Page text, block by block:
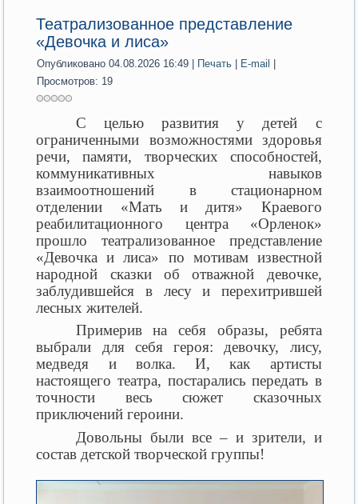
Театрализованное представление
«Девочка и лиса»
Опубликовано 04.08.2026 16:49 Печать E-mail
Просмотров: 19
С целью развития у детей с
ограниченными возможностями здоровья
речи, памяти, творческих способностей,
коммуникативных навыков
взаимоотношений в стационарном
отделении «Мать и дитя» Краевого
реабилитационного центра «Орленок»
прошло театрализованное представление
«Девочка и лиса» по мотивам известной
народной сказки об отважной девочке,
заблудившейся в лесу и перехитрившей
лесных жителей.
Примерив на себя образы, ребята
выбрали для себя героя: девочку, лису,
медведя и волка. И, как артисты
настоящего театра, постарались передать в
точности весь сюжет сказочных
приключений героини.
Довольны были все – и зрители, и
состав детской творческой группы!